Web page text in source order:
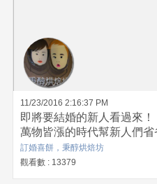
11/23/2016 2:16:37 PM
即將要結婚的新人看過來！
萬物皆漲的時代幫新人們省
訂購囍餅數量較少的新人
惠方案~!! 團購囍餅數量達
囍餅只要訂價的7折!!只要7
訂婚喜餅，秉醇烘焙坊‎
觀看數 : 13379